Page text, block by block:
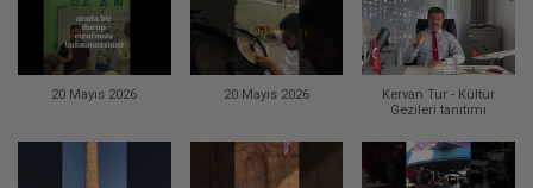
20 Mayıs 2026 20 Mayıs 2026
Kervan Tur - Kültür
Gezileri tanıtımı